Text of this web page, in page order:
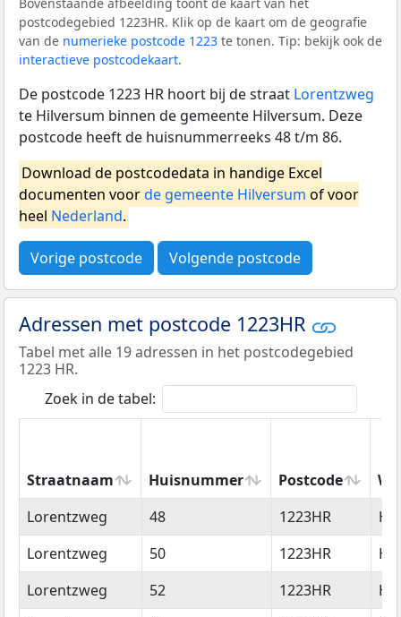
Bovenstaande afbeelding toont de kaart van het
postcodegebied 1223HR. Klik op de kaart om de geografie
van de numerieke postcode 1223 te tonen. Tip: bekijk ook de
interactieve postcodekaart.
De postcode 1223 HR hoort bij de straat Lorentzweg
te Hilversum binnen de gemeente Hilversum. Deze
postcode heeft de huisnummerreeks 48 t/m 86.
Download de postcodedata in handige Excel
documenten voorde gemeente Hilversum of voor
heel Nederland.
Vorige postcode Volgende postcode
Adressen met postcode 1223HR
Tabel met alle 19 adressen in het postcodegebied
1223 HR.
Zoek in de tabel:
Straatnaam Huisnummer Postcode
Straatnaam
Huisnummer Postcode
Lorentzweg 48 1223HR
Lorentzweg
50 1223HR
Lorentzweg
52 1223HR